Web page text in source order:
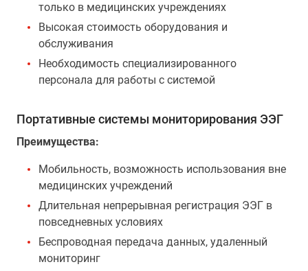
только в медицинских учреждениях
Высокая стоимость оборудования и
обслуживания
Необходимость специализированного
персонала для работы с системой
Портативные системы мониторирования ЭЭГ
Преимущества:
Мобильность, возможность использования вне
медицинских учреждений
Длительная непрерывная регистрация ЭЭГ в
повседневных условиях
Беспроводная передача данных, удаленный
мониторинг